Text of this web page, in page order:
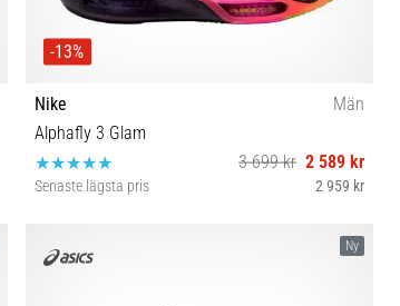
-13%
Nike
Män
Alphafly 3 Glam
3 699 kr 2 589 kr
Senaste lägsta pris 2 959 kr
Ny